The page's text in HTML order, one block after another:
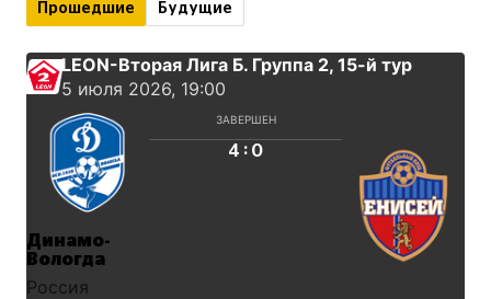
Прошедшие Будущие
LEON-Вторая Лига Б. Группа 2, 15-й тур
5 июля 2026, 19:00
ЗАВЕРШЕН
4 : 0
Динамо-
Вологда
Россия